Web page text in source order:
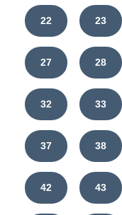
22 23
27 28
32 33
37 38
42 43